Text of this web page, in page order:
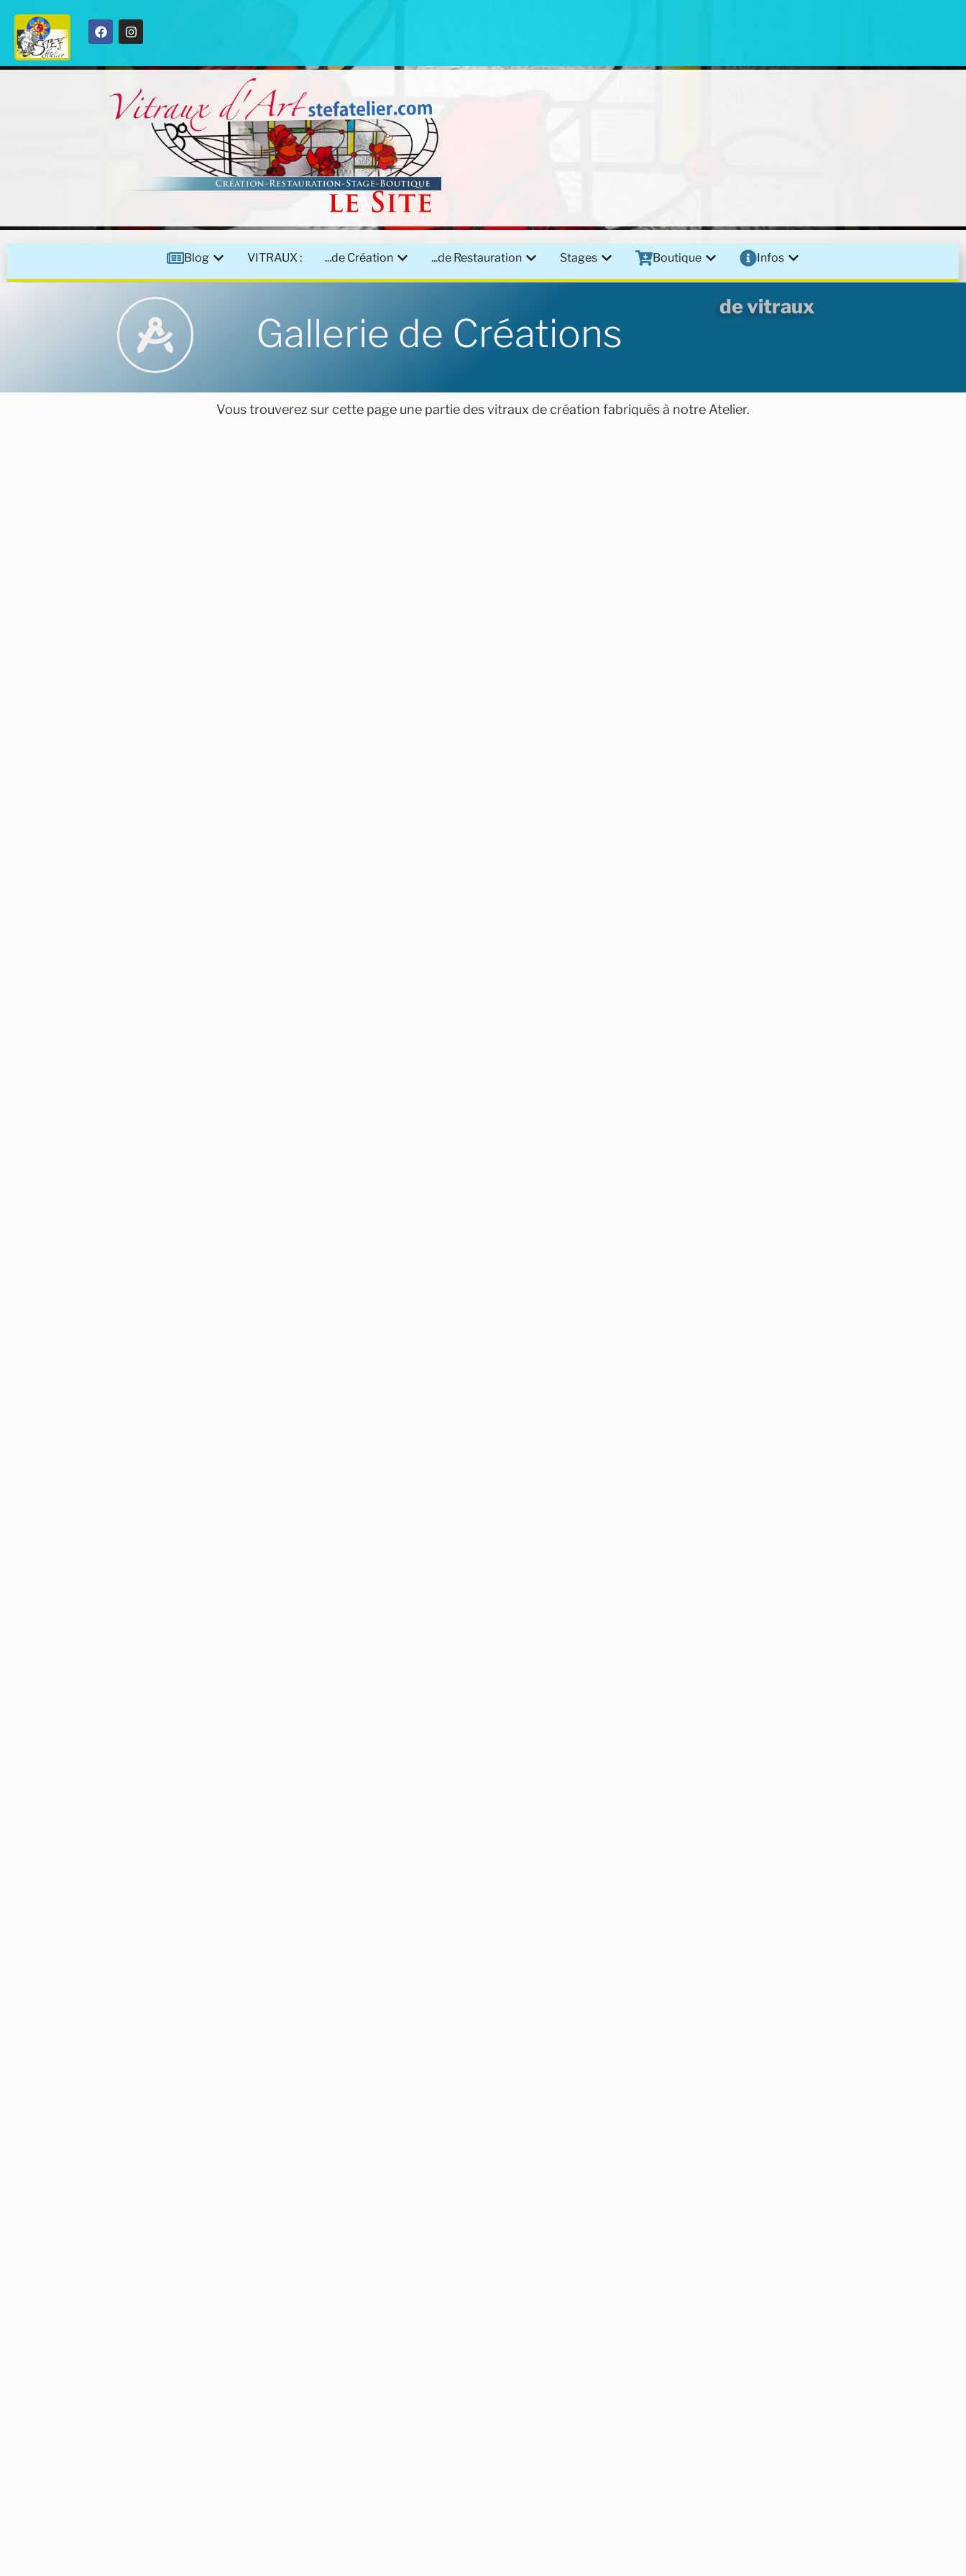
Blog VITRAUX : ...de Création ...de Restauration Stages Boutique Infos
Gallerie de Créations
de vitraux
Vous trouverez sur cette page une partie des vitraux de création fabriqués à notre Atelier.